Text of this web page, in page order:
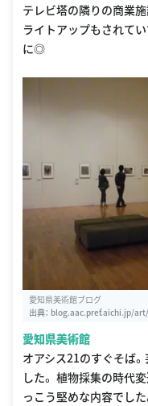
テレビ塔の隣りの商業施
ライトアップもされて
に◎
愛知県美術館ブログ
出典： blog.aac.pref.aichi.jp/
愛知県美術館
オアシス21のすぐそば
した。 植物採集の時代
っこう堅めな内容でした